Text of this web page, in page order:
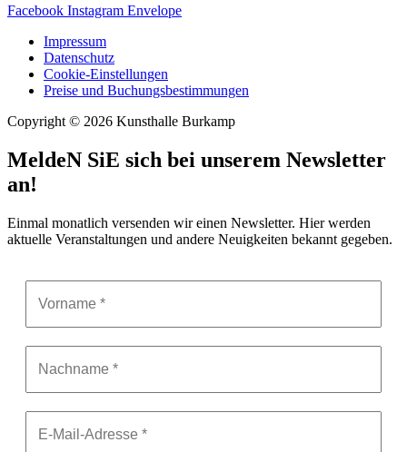
Facebook Instagram Envelope
Impressum
Datenschutz
Cookie-Einstellungen
Preise und Buchungsbestimmungen
Copyright © 2026 Kunsthalle Burkamp
MeldeN SiE sich bei unserem Newsletter
an!
Einmal monatlich versenden wir einen Newsletter. Hier werden
aktuelle Veranstaltungen und andere Neuigkeiten bekannt gegeben.